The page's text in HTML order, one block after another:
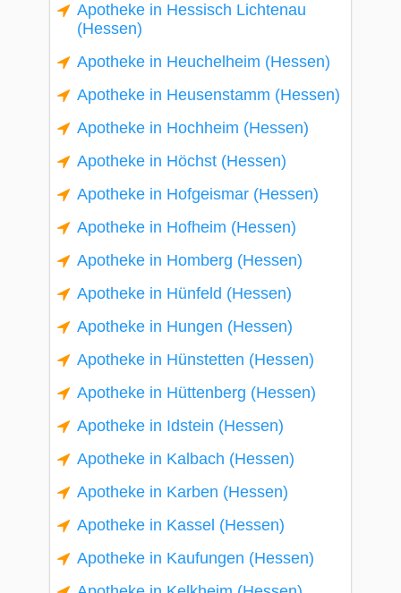
Apotheke in Hessisch Lichtenau
(Hessen)
Apotheke in Heuchelheim (Hessen)
Apotheke in Heusenstamm (Hessen)
Apotheke in Hochheim (Hessen)
Apotheke in Höchst (Hessen)
Apotheke in Hofgeismar (Hessen)
Apotheke in Hofheim (Hessen)
Apotheke in Homberg (Hessen)
Apotheke in Hünfeld (Hessen)
Apotheke in Hungen (Hessen)
Apotheke in Hünstetten (Hessen)
Apotheke in Hüttenberg (Hessen)
Apotheke in Idstein (Hessen)
Apotheke in Kalbach (Hessen)
Apotheke in Karben (Hessen)
Apotheke in Kassel (Hessen)
Apotheke in Kaufungen (Hessen)